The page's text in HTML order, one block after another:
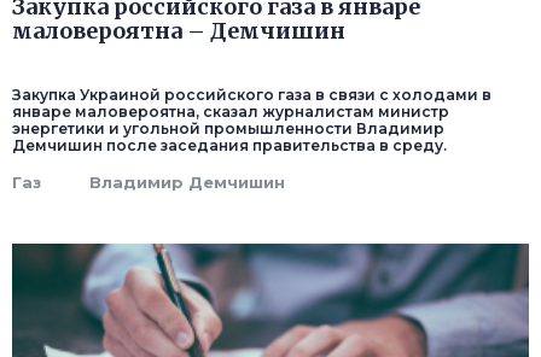
Закупка российского газа в январе
маловероятна – Демчишин
Закупка Украиной российского газа в связи с холодами в
январе маловероятна, сказал журналистам министр
энергетики и угольной промышленности Владимир
Демчишин после заседания правительства в среду.
Газ Владимир Демчишин